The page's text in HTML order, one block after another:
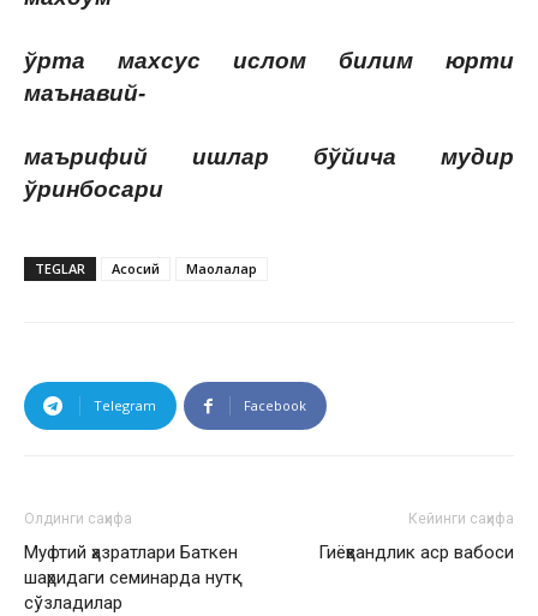
ўрта махсус ислом билим юрти
маънавий-
маърифий ишлар бўйича мудир
ўринбосари
TEGLAR Асосий Мақолалар
Telegram Facebook
Олдинги саҳифа
Муфтий ҳазратлари Баткен
шаҳридаги семинарда нутқ
сўзладилар
Кейинги саҳифа
Гиёҳвандлик аср вабоси